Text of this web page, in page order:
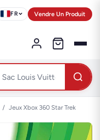
FR Vendre Un Produit
/ Jeux Xbox 360 Star Trek